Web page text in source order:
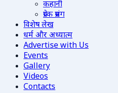
कहानी
प्रेरक प्रसंग
विशेष लेख
धर्म और अध्यात्म
Advertise with Us
Events
Gallery
Videos
Contacts